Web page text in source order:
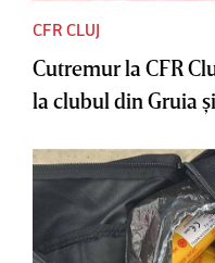
CFR CLUJ
Cutremur la CFR
la clubul din Gruia